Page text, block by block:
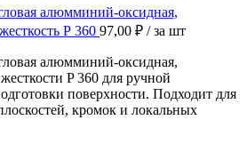
алюмминий-оксидная,
Р 360 97,00 ₽ / за шт
алюмминий-оксидная,
P 360 для ручной
поверхности. Подходит для
кромок и локальных